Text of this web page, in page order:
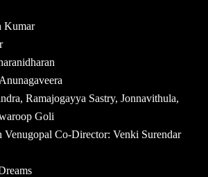
Kumar
Ramajogayya Sastry, Jonnavithula,
Goli
Venugopal Co-Director: Venki Surendar